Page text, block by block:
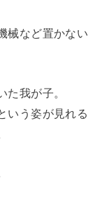
械など置かない
我が子。
いう姿が見れる